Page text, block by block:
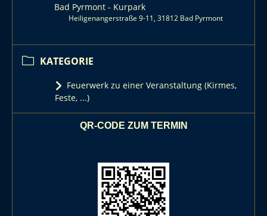
Bad Pyrmont - Kurpark
Heiligenangerstraße 9-11, 31812 Bad Pyrmont
KATEGORIE
Feuerwerk zu einer Veranstaltung (Kirmes,
Feste, ...)
QR-CODE ZUM TERMIN